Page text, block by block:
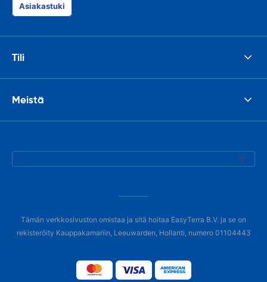
Asiakastuki
Tili
Meistä
Tämän verkkosivuston omistaa ja sitä hoitaa EasyTerra B.V. ja se on
rekisteröity Kauppakamariin, Leeuwarden, Hollanti, numero 01104443